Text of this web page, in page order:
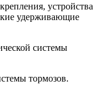
устройства
удерживающие
системы
тормозов.